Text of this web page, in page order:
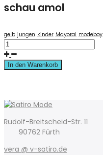
schau amol
gelb jungen kinder Mayoral modeboy
In den Warenkorb
Rudolf-Breitscheid-Str. 11
90762 Fürth
vera @ v-satiro.de